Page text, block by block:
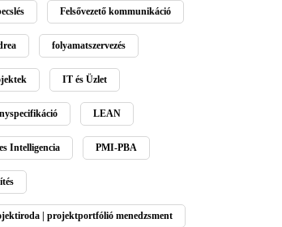
Felsővezető kommunikáció
folyamatszervezés
IT és Üzlet
LEAN
Intelligencia PMI-PBA
| projektportfólió menedzsment